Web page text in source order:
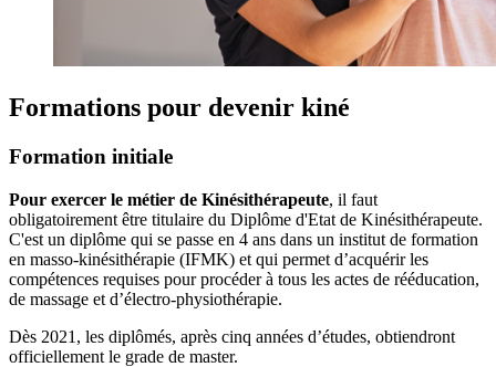
Formations pour devenir kiné
Formation initiale
Pour exercer le métier de Kinésithérapeute, il faut
obligatoirement être titulaire du Diplôme d'Etat de Kinésithérapeute.
C'est un diplôme qui se passe en 4 ans dans un institut de formation
en masso-kinésithérapie (IFMK) et qui permet d’acquérir les
compétences requises pour procéder à tous les actes de rééducation,
de massage et d’électro-physiothérapie.
Dès 2021, les diplômés, après cinq années d’études, obtiendront
officiellement le grade de master.